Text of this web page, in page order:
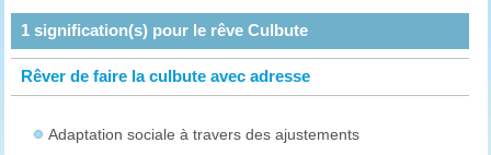
1signification(s) pour le rêve Culbute
Rêver de faire la culbute avec adresse
Adaptation sociale à travers des ajustements